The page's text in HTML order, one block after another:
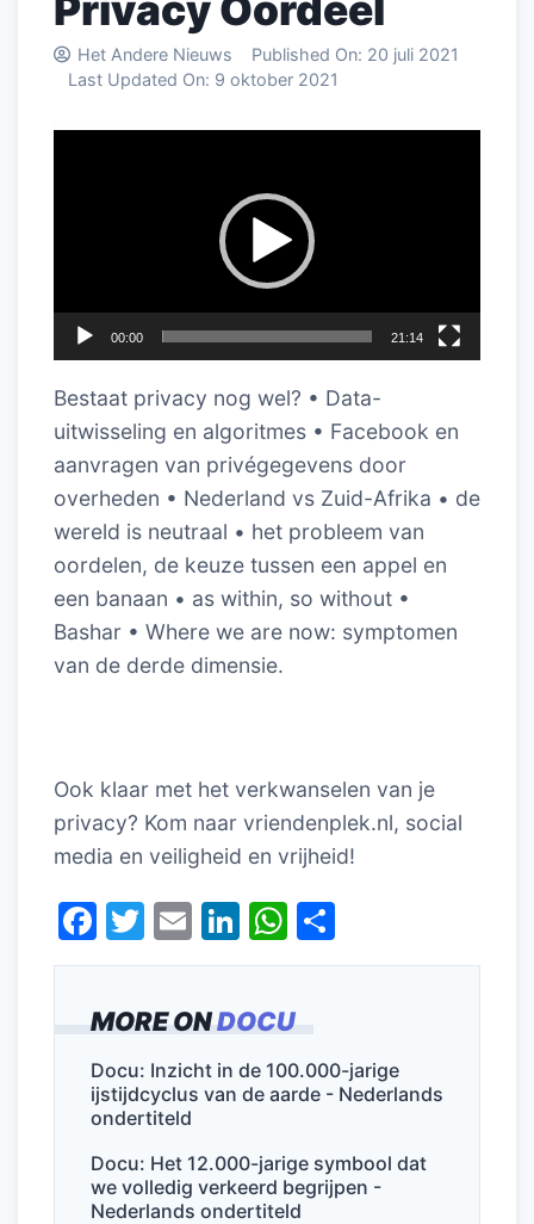
Het Andere Nieuws Published On: 20 juli 2021
Last Updated On: 9 oktober 2021
MORE ONDOCU
Docu: Inzicht in de 100.000-jarige
ijstijdcyclus van de aarde - Nederlands
ondertiteld
Docu: Het 12.000-jarige symbool dat
we volledig verkeerd begrijpen -
Nederlands ondertiteld
Videospeler
00:00 21:14
Bestaat privacy nog wel? • Data-
uitwisseling en algoritmes • Facebook en
aanvragen van privégegevens door
overheden • Nederland vs Zuid-Afrika • de
wereld is neutraal • het probleem van
oordelen, de keuze tussen een appel en
een banaan • as within, so without •
Bashar • Where we are now: symptomen
van de derde dimensie.
Ook klaar met het verkwanselen van je
privacy? Kom naar vriendenplek.nl, social
media en veiligheid en vrijheid!
F
a
e
b
o
o
k
T
w
er
E
m
l
Li
n
e
dI
n
W
h
s
A
p
p
el